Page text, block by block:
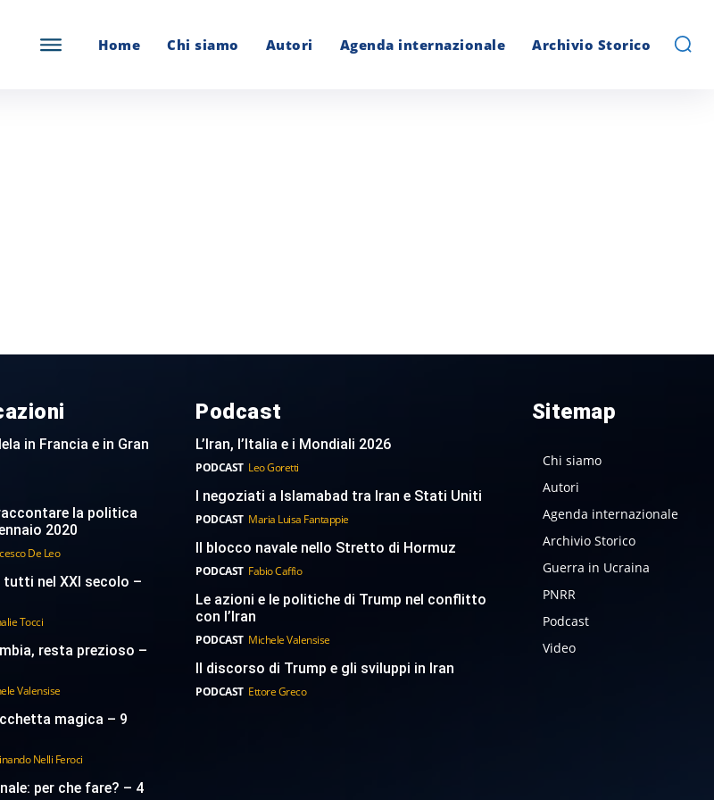
Home Chi siamo Autori Agenda internazionale Archivio Storico
in Francia e in Gran
la politica
2020
De Leo
tutti nel XXI secolo –
Tocci
resta prezioso –
Valensise
magica – 9
Nelli Feroci
per che fare? – 4
Podcast
L’Iran, l’Italia e i Mondiali 2026
PODCAST Leo Goretti
I negoziati a Islamabad tra Iran e Stati Uniti
PODCAST Maria Luisa Fantappie
Il blocco navale nello Stretto di Hormuz
PODCAST Fabio Caffio
Le azioni e le politiche di Trump nel conflitto
con l’Iran
PODCAST Michele Valensise
Il discorso di Trump e gli sviluppi in Iran
PODCAST Ettore Greco
Sitemap
Chi siamo
Autori
Agenda internazionale
Archivio Storico
Guerra in Ucraina
PNRR
Podcast
Video